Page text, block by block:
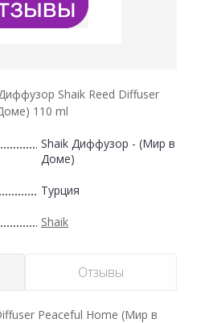
Shaik Reed Diffuser
110 ml
Shaik Диффузор - (Мир в
Доме)
Турция
Shaik
Отзывы
Peaceful Home (Мир в